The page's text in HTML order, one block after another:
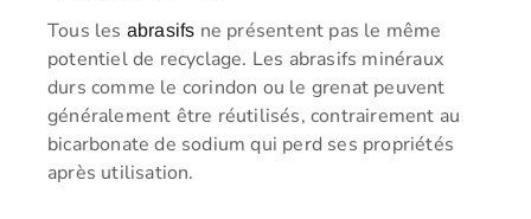
Tous les abrasifs ne présentent pas le même
potentiel de recyclage. Les abrasifs minéraux
durs comme le corindon ou le grenat peuvent
généralement être réutilisés, contrairement au
bicarbonate de sodium qui perd ses propriétés
après utilisation.